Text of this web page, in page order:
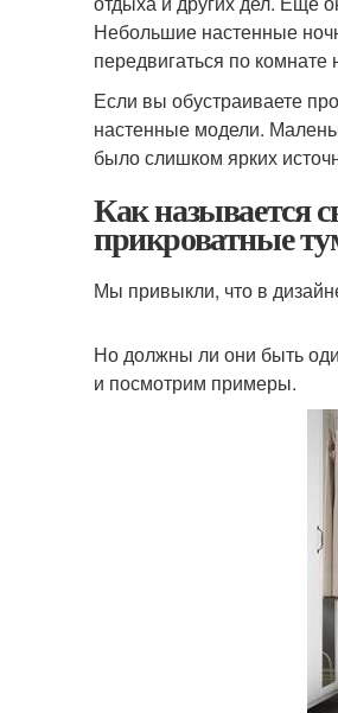
Небольшие настенные
передвигаться по комнате
Если вы обустраиваете
настенные модели.
было слишком ярких
Как называется
прикроватные
Мы привыкли, что в
Но должны ли они быть
и посмотрим примеры.